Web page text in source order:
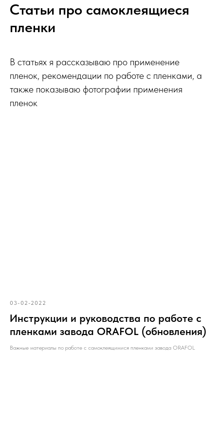
Статьи про самоклеящиеся
пленки
В статьях я рассказываю про применение
пленок, рекомендации по работе с пленками, а
также показываю фотографии применения
пленок
03-02-2022
Инструкции и руководства по работе с
пленками завода ORAFOL (обновления)
Важные материалы по работе с самоклеящимися пленками завода ORAFOL